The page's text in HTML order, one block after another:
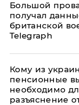
Большой
получал
британской
Telegraph
Кому из
пенсионные
необходимо
разъяснение